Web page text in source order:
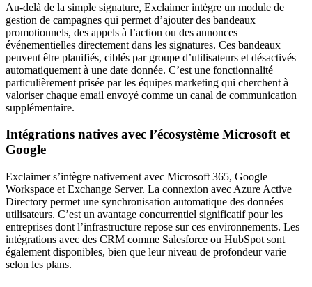
Au-delà de la simple signature, Exclaimer intègre un module de
gestion de campagnes qui permet d’ajouter des bandeaux
promotionnels, des appels à l’action ou des annonces
événementielles directement dans les signatures. Ces bandeaux
peuvent être planifiés, ciblés par groupe d’utilisateurs et désactivés
automatiquement à une date donnée. C’est une fonctionnalité
particulièrement prisée par les équipes marketing qui cherchent à
valoriser chaque email envoyé comme un canal de communication
supplémentaire.
Intégrations natives avec l’écosystème Microsoft et
Google
Exclaimer s’intègre nativement avec Microsoft 365, Google
Workspace et Exchange Server. La connexion avec Azure Active
Directory permet une synchronisation automatique des données
utilisateurs. C’est un avantage concurrentiel significatif pour les
entreprises dont l’infrastructure repose sur ces environnements. Les
intégrations avec des CRM comme Salesforce ou HubSpot sont
également disponibles, bien que leur niveau de profondeur varie
selon les plans.